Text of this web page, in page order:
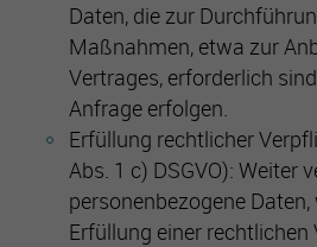
Daten, die zur
Maßnahmen, etwa zur
Vertrages, erforderlich
Anfrage erfolgen.
Erfüllung rechtlicher
Abs. 1 c) DSGVO): Weiter
personenbezogene
Erfüllung einer
Es besteht insbesondere das
US-Behörden zu Kontroll- und
verarbeitet werden können.